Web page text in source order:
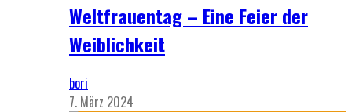
Weltfrauentag – Eine Feier der
Weiblichkeit
bori
7. März 2024